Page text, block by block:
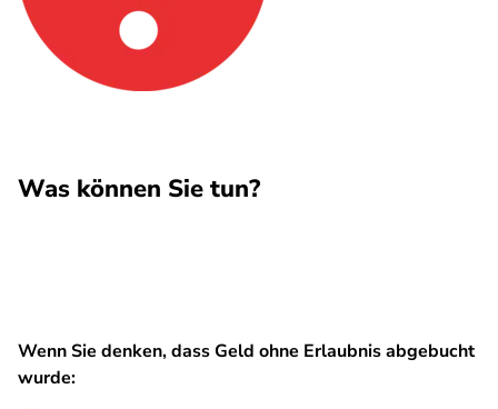
Was können Sie tun?
Wenn Sie denken, dass Geld ohne Erlaubnis abgebucht
wurde: